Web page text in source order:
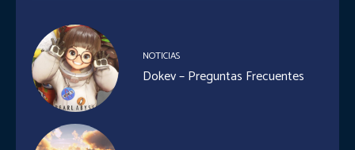
NOTICIAS
Dokev – Preguntas Frecuentes